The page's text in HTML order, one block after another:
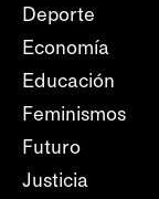
Deporte
Economía
Educación
Feminismos
Futuro
Justicia